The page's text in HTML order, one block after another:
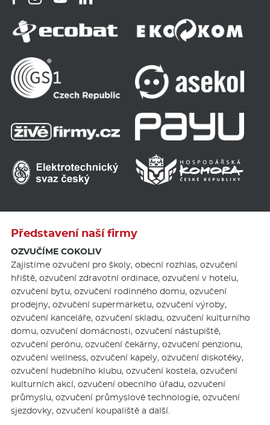
Představení naší firmy
OZVUČÍME COKOLIV
Zajistíme ozvučení pro školy, obecní rozhlas, ozvučení
hřiště, ozvučení zdravotní ordinace, ozvučení v hotelu,
ozvučení bytu, ozvučení rodinného domu, ozvučení
prodejny, ozvučení supermarketu, ozvučení výroby,
ozvučení kanceláře, ozvučení skladu, ozvučení kulturního
domu, ozvučení domácnosti, ozvučení nástupiště,
ozvučení perónu, ozvučení čekárny, ozvučení penzionu,
ozvučení wellness, ozvučení kapely, ozvučení diskotéky,
ozvučení hudebního klubu, ozvučení kostela, ozvučení
kulturních akcí, ozvučení obecního úřadu, ozvučení
průmyslu, ozvučení průmyslové technologie, ozvučení
sjezdovky, ozvučení koupaliště a další.